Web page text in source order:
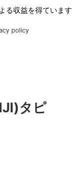
る収益を得ています
policy
タピ